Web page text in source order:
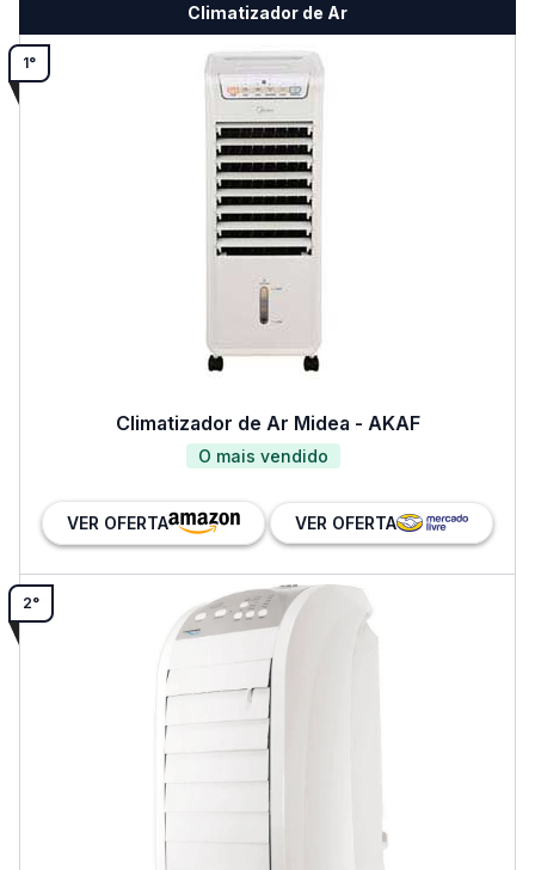
Climatizador de Ar
1°
Climatizador de Ar Midea - AKAF
O mais vendido
VER OFERTA VER OFERTA
2°